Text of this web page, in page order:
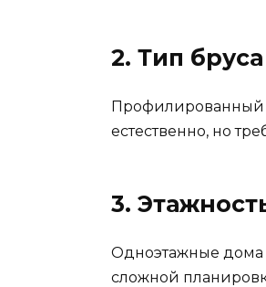
2. Тип бруса
Профилированный
естественно, но
3.
Одноэтажные дома
сложной